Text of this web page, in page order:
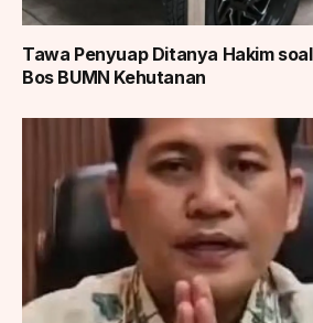
Tawa Penyuap Ditanya Hakim
Bos BUMN Kehutanan